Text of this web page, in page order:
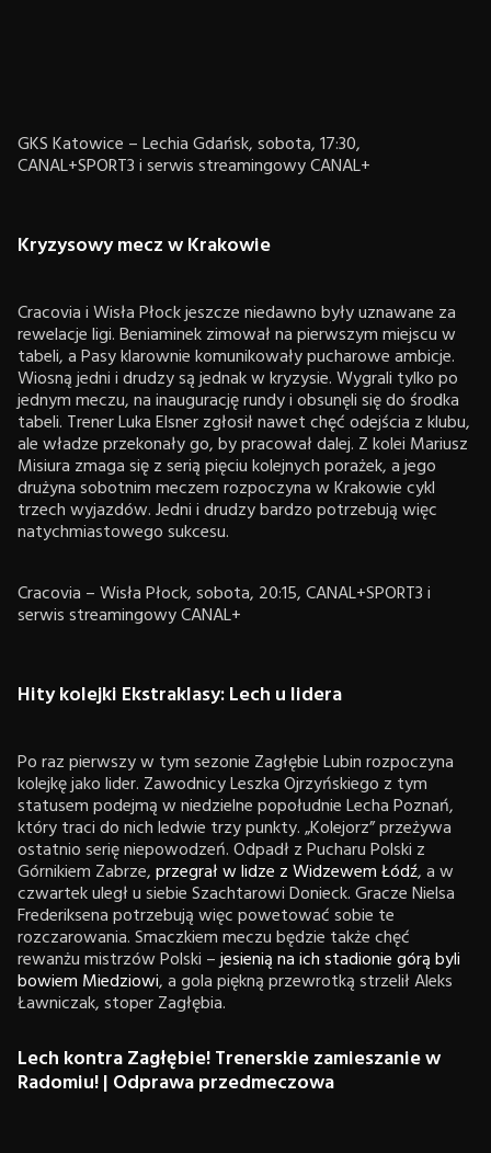
GKS Katowice – Lechia Gdańsk, sobota, 17:30,
CANAL+SPORT3 i serwis streamingowy CANAL+
Kryzysowy mecz w Krakowie
Cracovia i Wisła Płock jeszcze niedawno były uznawane za
rewelacje ligi. Beniaminek zimował na pierwszym miejscu w
tabeli, a Pasy klarownie komunikowały pucharowe ambicje.
Wiosną jedni i drudzy są jednak w kryzysie. Wygrali tylko po
jednym meczu, na inaugurację rundy i obsunęli się do środka
tabeli. Trener Luka Elsner zgłosił nawet chęć odejścia z klubu,
ale władze przekonały go, by pracował dalej. Z kolei Mariusz
Misiura zmaga się z serią pięciu kolejnych porażek, a jego
drużyna sobotnim meczem rozpoczyna w Krakowie cykl
trzech wyjazdów. Jedni i drudzy bardzo potrzebują więc
natychmiastowego sukcesu.
Cracovia – Wisła Płock, sobota, 20:15, CANAL+SPORT3 i
serwis streamingowy CANAL+
Hity kolejki Ekstraklasy: Lech u lidera
Po raz pierwszy w tym sezonie Zagłębie Lubin rozpoczyna
kolejkę jako lider. Zawodnicy Leszka Ojrzyńskiego z tym
statusem podejmą w niedzielne popołudnie Lecha Poznań,
który traci do nich ledwie trzy punkty. „Kolejorz” przeżywa
ostatnio serię niepowodzeń. Odpadł z Pucharu Polski z
Górnikiem Zabrze,przegrał w lidze z Widzewem Łódź, a w
czwartek uległ u siebie Szachtarowi Donieck. Gracze Nielsa
Frederiksena potrzebują więc powetować sobie te
rozczarowania. Smaczkiem meczu będzie także chęć
rewanżu mistrzów Polski –jesienią na ich stadionie górą byli
bowiem Miedziowi, a gola piękną przewrotką strzelił Aleks
Ławniczak, stoper Zagłębia.
Lech kontra Zagłębie! Trenerskie zamieszanie w
Radomiu! | Odprawa przedmeczowa